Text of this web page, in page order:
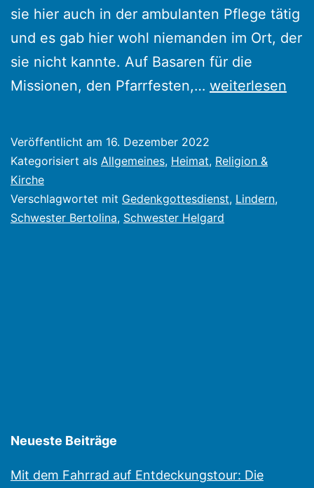
sie hier auch in der ambulanten Pflege tätig
und es gab hier wohl niemanden im Ort, der
sie nicht kannte. Auf Basaren für die
Missionen, den Pfarrfesten,… Schwester
gestorben,
am
Montag
weiterlesen
Veröffentlicht am 16. Dezember 2022
Kategorisiert als Allgemeines, Heimat, Religion &
Kirche
Verschlagwortet mit Gedenkgottesdienst, Lindern,
Schwester Bertolina, Schwester Helgard
Neueste Beiträge
Mit dem Fahrrad auf Entdeckungstour: Die